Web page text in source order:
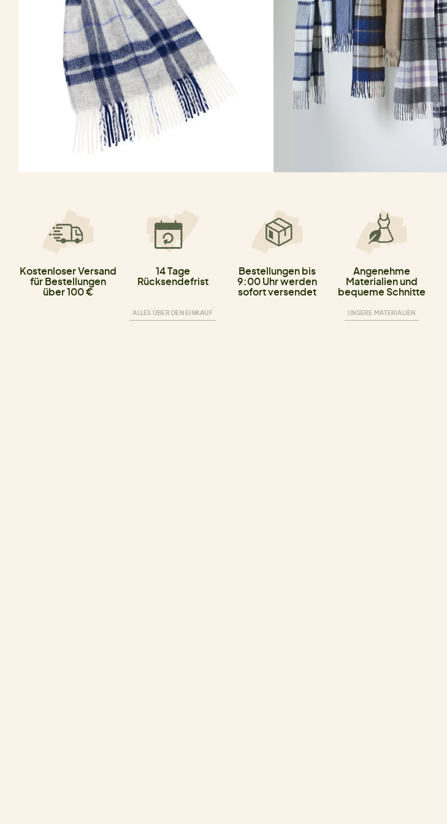
Kostenloser Versand
für Bestellungen
über 100 €
14 Tage
Rücksendefrist
ALLES ÜBER DEN EINKAUF
Bestellungen bis
9:00 Uhr werden
sofort versendet
Angenehme
Materialien und
bequeme Schnitte
UNSERE MATERIALIEN